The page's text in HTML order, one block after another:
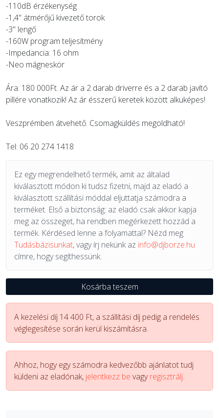
-110dB érzékenység
-1,4" átmérőjű kivezető torok
-3" lengő
-160W program teljesítmény
-Impedancia: 16 ohm
-Neo mágneskör
Ára: 180 000Ft. Az ár a 2 darab driverre és a 2 darab javító
pillére vonatkozik! Az ár ésszerű keretek között alkuképes!
Veszprémben átvehető. Csomagküldés megoldható!
Tel: 06 20 274 1418
Ez egy megrendelhető termék, amit az általad
kiválasztott módon ki tudsz fizetni, majd az eladó a
kiválasztott szállítási móddal eljuttatja számodra a
terméket. Első a biztonság: az eladó csak akkor kapja
meg az összeget, ha rendben megérkezett hozzád a
termék. Kérdésed lenne a folyamattal? Nézd meg
Tudásbázisunkat, vagy írj nekünk az info@djborze.hu
címre, hogy segíthessünk.
Kosárba teszem
A kezelési díj 14 400 Ft, a szállítási díj pedig a rendelés
véglegesítése során kerül kiszámításra.
Ahhoz, hogy egy számodra kedvezőbb ajánlatot tudj
küldeni az eladónak, jelentkezz be vagyregisztrálj.